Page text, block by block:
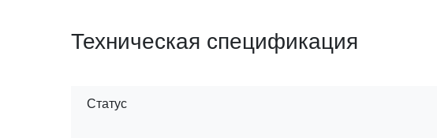
Техническая спецификация
Статус